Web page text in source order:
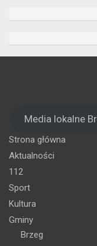
Media lokalne
Strona główna
Aktualności
112
Sport
Kultura
Gminy
Brzeg